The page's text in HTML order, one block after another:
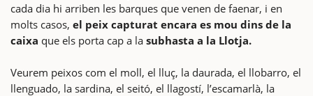
cada dia hi arriben les barques que venen de faenar, i en
molts casos, el peix capturat encara es mou dins de la
caixa que els porta cap a la subhasta a la Llotja.
Veurem peixos com el moll, el lluç, la daurada, el llobarro, el
llenguado, la sardina, el seitó, el llagostí, l’escamarlà, la